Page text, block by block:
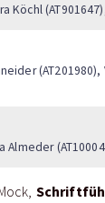
Köchl